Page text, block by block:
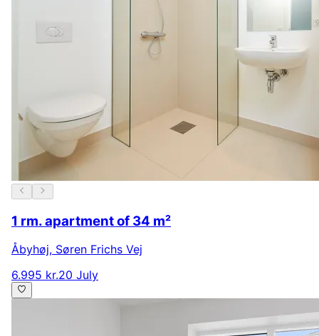
1 rm. apartment of 34 m²
Åbyhøj, Søren Frichs Vej
6.995 kr.20 July